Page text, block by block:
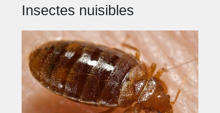
Insectes nuisibles